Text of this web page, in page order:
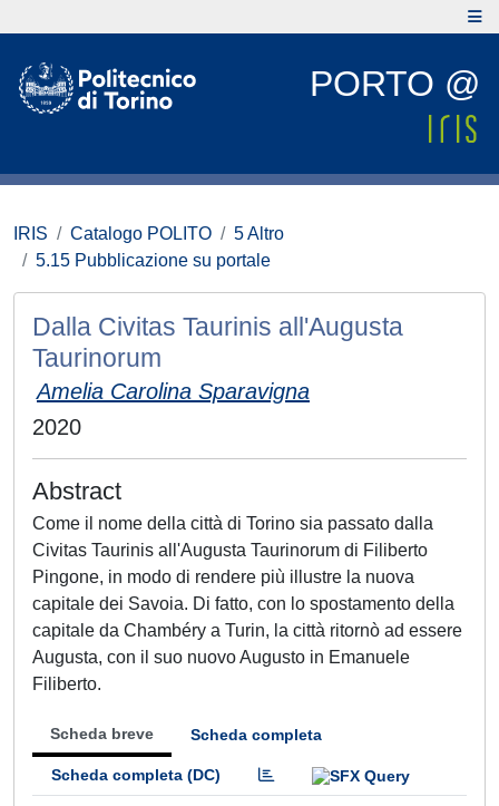
PORTO @
IRIS Catalogo POLITO
5 Altro
5.15 Pubblicazione su portale
Dalla Civitas Taurinis all'Augusta
Taurinorum
Amelia Carolina Sparavigna
2020
Abstract
Come il nome della città di Torino sia passato dalla
Civitas Taurinis all'Augusta Taurinorum di Filiberto
Pingone, in modo di rendere più illustre la nuova
capitale dei Savoia. Di fatto, con lo spostamento della
capitale da Chambéry a Turin, la città ritornò ad essere
Augusta, con il suo nuovo Augusto in Emanuele
Filiberto.
Scheda breve Scheda completa
Scheda completa (DC)